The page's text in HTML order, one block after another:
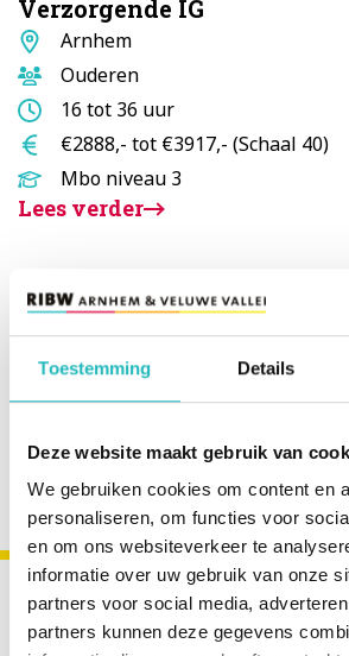
Toestemming Details
Deze website maakt gebruik van
We gebruiken cookies om content en
personaliseren, om functies voor
en om ons websiteverkeer te
informatie over uw gebruik van onze
partners voor social media,
partners kunnen deze gegevens
Verzorgende IG
Standplaats
Arnhem
Doelgroep
Ouderen
Aantal
uur
16 tot 36 uur
Salaris€2888,- tot €3917,- (Schaal 40)
Opleidingsniveau
Mbo niveau 3
Lees verder
Projectmanager Integrale
Standplaats
Arnhem
Aantal
uur
28 tot 32 uur
Salaris€4544,- tot €5901,- (Schaal 60)
Opleidingsniveau
Hbo, Wo
BLIJF OP DE
NIEUWE